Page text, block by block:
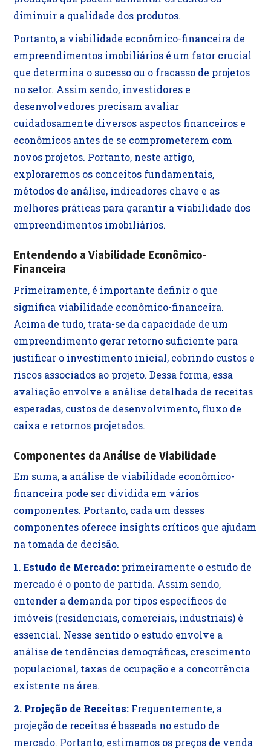
diminuir a qualidade dos produtos.
Portanto, a viabilidade econômico-financeira de
empreendimentos imobiliários é um fator crucial
que determina o sucesso ou o fracasso de projetos
no setor. Assim sendo, investidores e
desenvolvedores precisam avaliar
cuidadosamente diversos aspectos financeiros e
econômicos antes de se comprometerem com
novos projetos. Portanto, neste artigo,
exploraremos os conceitos fundamentais,
métodos de análise, indicadores chave e as
melhores práticas para garantir a viabilidade dos
empreendimentos imobiliários.
Entendendo a Viabilidade Econômico-
Financeira
Primeiramente, é importante definir o que
significa viabilidade econômico-financeira.
Acima de tudo, trata-se da capacidade de um
empreendimento gerar retorno suficiente para
justificar o investimento inicial, cobrindo custos e
riscos associados ao projeto. Dessa forma, essa
avaliação envolve a análise detalhada de receitas
esperadas, custos de desenvolvimento, fluxo de
caixa e retornos projetados.
Componentes da Análise de Viabilidade
Em suma, a análise de viabilidade econômico-
financeira pode ser dividida em vários
componentes. Portanto, cada um desses
componentes oferece insights críticos que ajudam
na tomada de decisão.
1. Estudo de Mercado: primeiramente o estudo de
mercado é o ponto de partida. Assim sendo,
entender a demanda por tipos específicos de
imóveis (residenciais, comerciais, industriais) é
essencial. Nesse sentido o estudo envolve a
análise de tendências demográficas, crescimento
populacional, taxas de ocupação e a concorrência
existente na área.
2. Projeção de Receitas: Frequentemente, a
projeção de receitas é baseada no estudo de
mercado. Portanto, estimamos os preços de venda